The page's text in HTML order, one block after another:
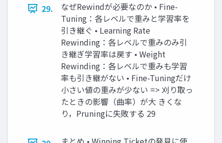
29.
なぜRewindが必要なのか • Fine-
Tuning：各レベルで重みと学習率を
引き継ぐ • Learning Rate
Rewinding：各レベルで重みのみ引
き継ぎ学習率は戻す • Weight
Rewinding：各レベルで重みも学習
率も引き継がない • Fine-Tuningだけ
小さい値の重みが少ない => 刈り取っ
たときの影響（曲率）が大 きくな
り，Pruningに失敗する 29